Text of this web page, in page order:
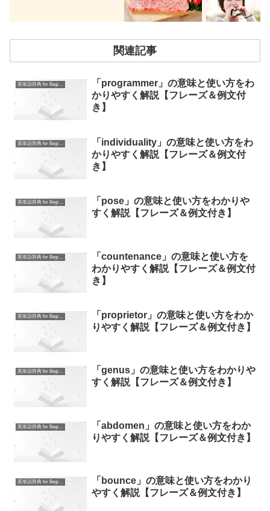
関連記事
英単語辞典 for Beginners
「programmer」の意味と使い方をわ
かりやすく解説【フレーズ＆例文付
き】
英単語辞典 for Beginners
「individuality」の意味と使い方をわ
かりやすく解説【フレーズ＆例文付
き】
英単語辞典 for Beginners
「pose」の意味と使い方をわかりや
すく解説【フレーズ＆例文付き】
英単語辞典 for Beginners
「countenance」の意味と使い方を
わかりやすく解説【フレーズ＆例文付
き】
英単語辞典 for Beginners
「proprietor」の意味と使い方をわか
りやすく解説【フレーズ＆例文付き】
英単語辞典 for Beginners
「genus」の意味と使い方をわかりや
すく解説【フレーズ＆例文付き】
英単語辞典 for Beginners
「abdomen」の意味と使い方をわか
りやすく解説【フレーズ＆例文付き】
英単語辞典 for Beginners
「bounce」の意味と使い方をわかり
やすく解説【フレーズ＆例文付き】